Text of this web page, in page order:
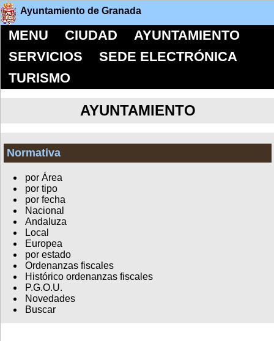
Ayuntamiento de Granada
MENU CIUDAD
AYUNTAMIENTO
SERVICIOS
SEDE ELECTRÓNICA
TURISMO
AYUNTAMIENTO
Normativa
por Área
por tipo
por fecha
Nacional
Andaluza
Local
Europea
por estado
Ordenanzas fiscales
Histórico ordenanzas fiscales
P.G.O.U.
Novedades
Buscar